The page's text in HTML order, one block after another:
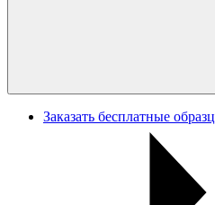
Заказать бесплатные